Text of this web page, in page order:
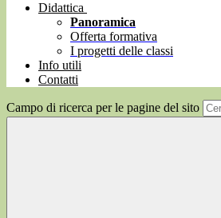
Didattica
Panoramica
Offerta formativa
I progetti delle classi
Info utili
Contatti
Campo di ricerca per le pagine del sito